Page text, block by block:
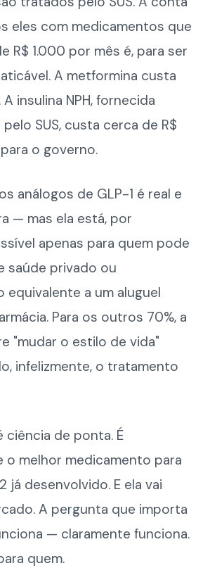
eles com medicamentos que
R$ 1.000 por mês é, para ser
A metformina custa
A insulina NPH, fornecida
SUS, custa cerca de R$
o governo.
análogos de GLP-1 é real e
— mas ela está, por
apenas para quem pode
saúde privado ou
equivalente a um aluguel
Para os outros 70%, a
"mudar o estilo de vida"
infelizmente, o tratamento
de ponta. É
o melhor medicamento para
já desenvolvido. E ela vai
A pergunta que importa
— claramente funciona.
quem.